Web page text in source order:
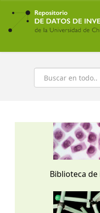
Ir
contenido
principal
Buscar
Biblioteca